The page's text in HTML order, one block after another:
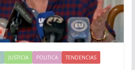
JUSTICIA POLITICA TENDENCIAS